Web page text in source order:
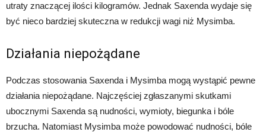
utraty znaczącej ilości kilogramów. Jednak Saxenda wydaje się
być nieco bardziej skuteczna w redukcji wagi niż Mysimba.
Działania niepożądane
Podczas stosowania Saxenda i Mysimba mogą wystąpić pewne
działania niepożądane. Najczęściej zgłaszanymi skutkami
ubocznymi Saxenda są nudności, wymioty, biegunka i bóle
brzucha. Natomiast Mysimba może powodować nudności, bóle